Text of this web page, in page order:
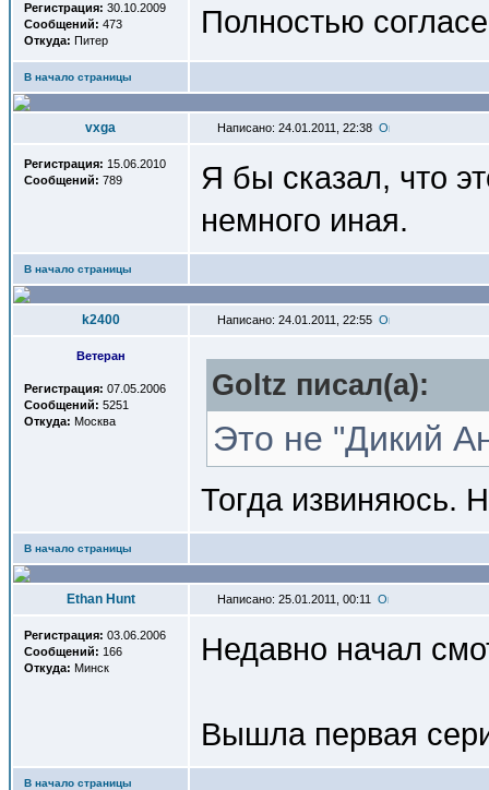
Регистрация: 30.10.2009
Сообщений: 473
Откуда: Питер
Полностью
В начало страницы
vxga Написано: 24.01.2011, 22:38
Регистрация: 15.06.2010
Сообщений: 789
Я бы сказал, что
немного иная.
В начало страницы
k2400 Написано: 24.01.2011, 22:55
Ветеран
Регистрация: 07.05.2006
Сообщений: 5251
Откуда: Москва
Goltz писал(a):
Это не "Дикий
Тогда извиняюсь.
В начало страницы
Ethan Hunt Написано: 25.01.2011, 00:11
Регистрация: 03.06.2006
Сообщений: 166
Откуда: Минск
Недавно начал
Вышла первая
В начало страницы